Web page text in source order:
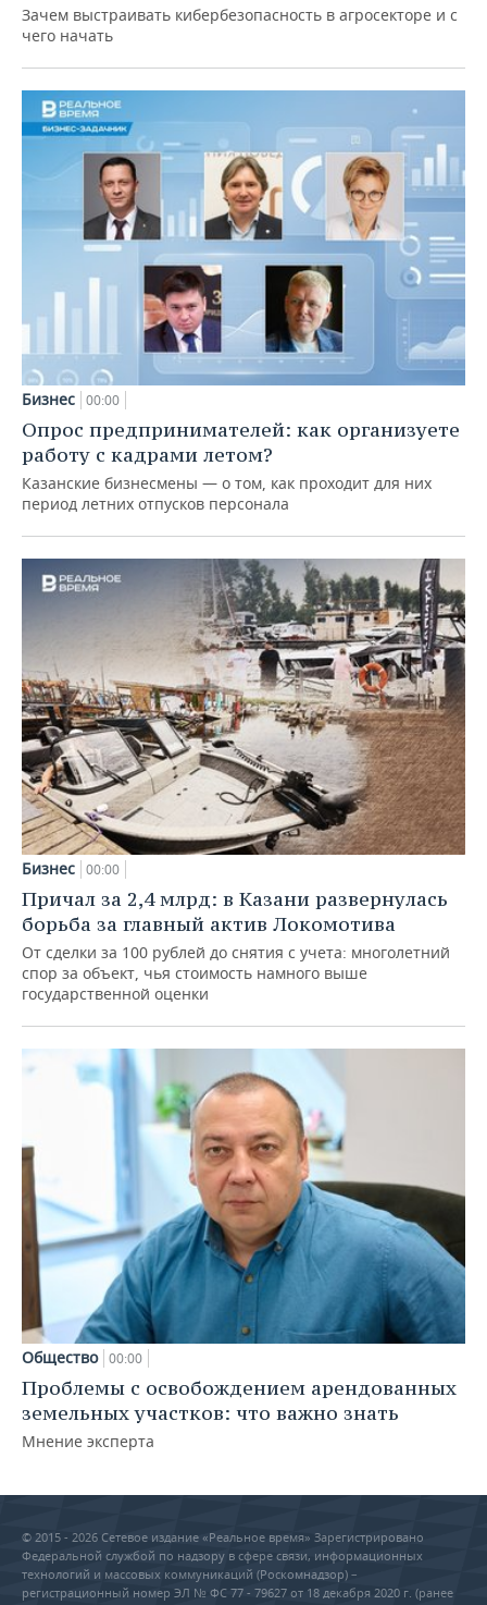
Зачем выстраивать кибербезопасность в агросекторе и с
чего начать
Бизнес 00:00
Опрос предпринимателей: как организуете
работу с кадрами летом?
Казанские бизнесмены — о том, как проходит для них
период летних отпусков персонала
Бизнес 00:00
Причал за 2,4 млрд: в Казани развернулась
борьба за главный актив Локомотива
От сделки за 100 рублей до снятия с учета: многолетний
спор за объект, чья стоимость намного выше
государственной оценки
Общество 00:00
Проблемы с освобождением арендованных
земельных участков: что важно знать
Мнение эксперта
© 2015 - 2026 Сетевое издание «Реальное время» Зарегистрировано
Федеральной службой по надзору в сфере связи, информационных
технологий и массовых коммуникаций (Роскомнадзор) –
регистрационный номер ЭЛ № ФС 77 - 79627 от 18 декабря 2020 г. (ранее